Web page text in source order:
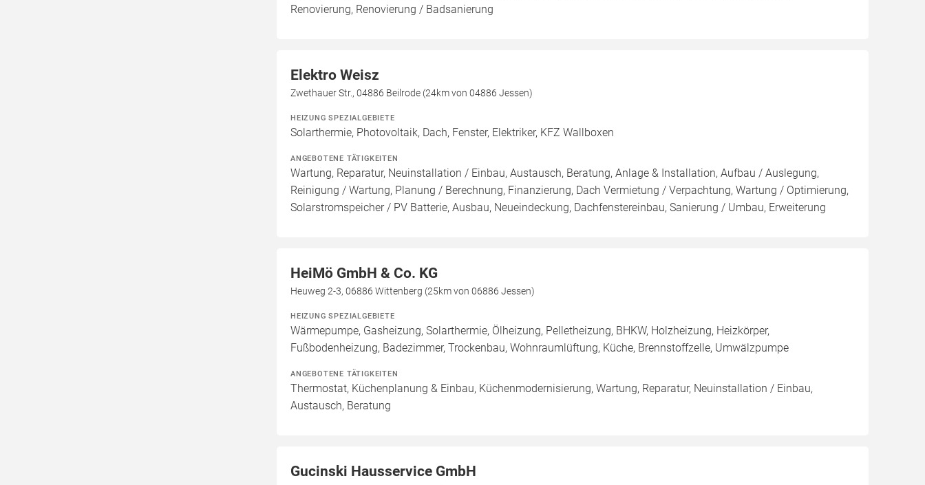
Renovierung, Renovierung / Badsanierung
Elektro Weisz
Zwethauer Str., 04886 Beilrode (24km von 04886 Jessen)
HEIZUNG SPEZIALGEBIETE
Solarthermie, Photovoltaik, Dach, Fenster, Elektriker, KFZ Wallboxen
ANGEBOTENE TÄTIGKEITEN
Wartung, Reparatur, Neuinstallation / Einbau, Austausch, Beratung, Anlage & Installation, Aufbau / Auslegung,
Reinigung / Wartung, Planung / Berechnung, Finanzierung, Dach Vermietung / Verpachtung, Wartung / Optimierung,
Solarstromspeicher / PV Batterie, Ausbau, Neueindeckung, Dachfenstereinbau, Sanierung / Umbau, Erweiterung
HeiMö GmbH & Co. KG
Heuweg 2-3, 06886 Wittenberg (25km von 06886 Jessen)
HEIZUNG SPEZIALGEBIETE
Wärmepumpe, Gasheizung, Solarthermie, Ölheizung, Pelletheizung, BHKW, Holzheizung, Heizkörper,
Fußbodenheizung, Badezimmer, Trockenbau, Wohnraumlüftung, Küche, Brennstoffzelle, Umwälzpumpe
ANGEBOTENE TÄTIGKEITEN
Thermostat, Küchenplanung & Einbau, Küchenmodernisierung, Wartung, Reparatur, Neuinstallation / Einbau,
Austausch, Beratung
Gucinski Hausservice GmbH